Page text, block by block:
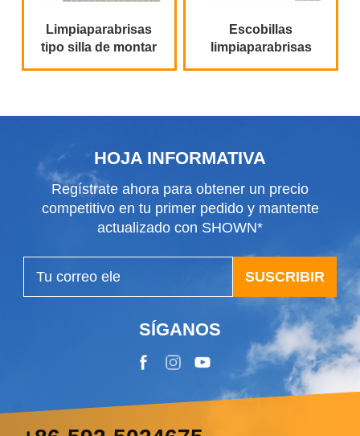
Limpiaparabrisas
tipo silla de montar
Escobillas
limpiaparabrisas
mm
HOJA INFORMATIVA
Regístrate ahora para obtener un precio
competitivo en tu primer pedido y mantente
actualizado con SHOWN*
SUSCRIBIR
SÍGANOS